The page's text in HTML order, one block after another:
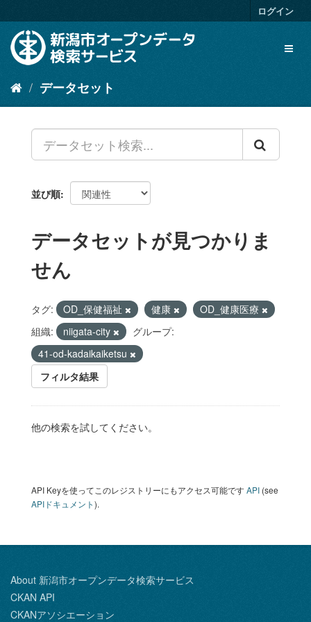
キ
容
ログイン
データセット
並び順
データセットが見つかりま
せん
タグ: OD_保健福祉 健康
OD_健康医療
組織:
niigata-city
グループ:
41-od-kadaikaiketsu
フィルタ結果
他の検索を試してください。
API Keyを使ってこのレジストリーにもアクセス可能ですAPI (see
APIドキュメント).
About 新潟市オープンデータ検索サービス
CKAN API
CKANアソシエーション